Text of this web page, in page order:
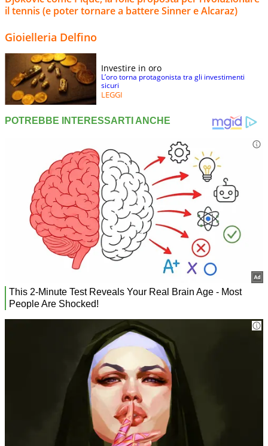
il tennis (e poter tornare a battere Sinner e Alcaraz)
Gioielleria Delfino
Investire in oro
L’oro torna protagonista tra gli investimenti
sicuri
LEGGI